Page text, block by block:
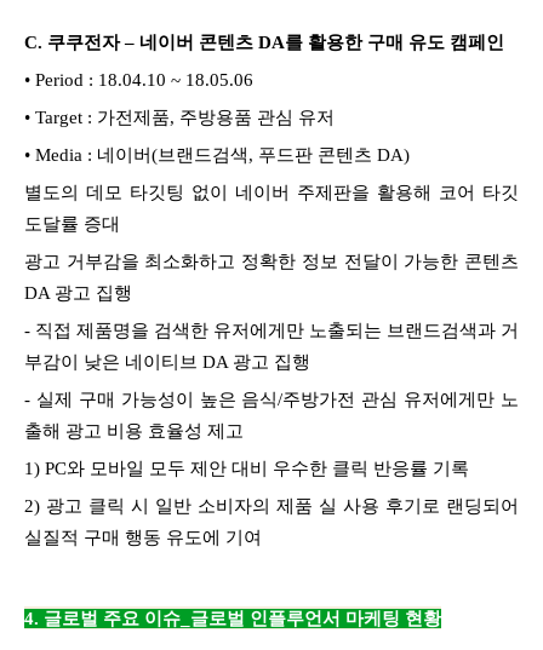
C. 쿠쿠전자 – 네이버 콘텐츠 DA를 활용한 구매 유도 캠페인
• Period : 18.04.10 ~ 18.05.06
• Target : 가전제품, 주방용품 관심 유저
• Media : 네이버(브랜드검색, 푸드판 콘텐츠 DA)
별도의 데모 타깃팅 없이 네이버 주제판을 활용해 코어 타깃
도달률 증대
광고 거부감을 최소화하고 정확한 정보 전달이 가능한 콘텐츠
DA 광고 집행
- 직접 제품명을 검색한 유저에게만 노출되는 브랜드검색과 거
부감이 낮은 네이티브 DA 광고 집행
- 실제 구매 가능성이 높은 음식/주방가전 관심 유저에게만 노
출해 광고 비용 효율성 제고
1) PC와 모바일 모두 제안 대비 우수한 클릭 반응률 기록
2) 광고 클릭 시 일반 소비자의 제품 실 사용 후기로 랜딩되어
실질적 구매 행동 유도에 기여
4. 글로벌 주요 이슈_글로벌 인플루언서 마케팅 현황